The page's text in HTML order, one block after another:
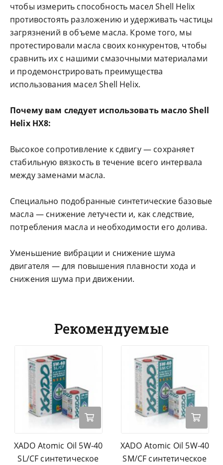
чтобы измерить способность масел Shell Helix
противостоять разложению и удерживать частицы
загрязнений в объеме масла. Кроме того, мы
протестировали масла своих конкурентов, чтобы
сравнить их с нашими смазочными материалами
и продемонстрировать преимущества
использования масел Shell Helix.
Почему вам следует использовать масло Shell
Helix HX8:
Высокое сопротивление к сдвигу — сохраняет
стабильную вязкость в течение всего интервала
между заменами масла.
Специально подобранные синтетические базовые
масла — снижение летучести и, как следствие,
потребления масла и необходимости его долива.
Уменьшение вибрации и снижение шума
двигателя — для повышения плавности хода и
снижения шума при движении.
Рекомендуемые
XADO Atomic Oil 5W-40
SL/CF синтетическое
XADO Atomic Oil 5W-40
SM/CF синтетическое